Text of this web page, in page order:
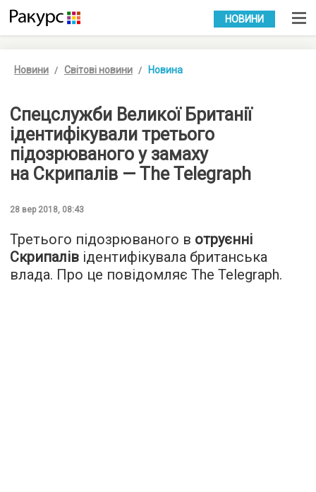
УКР РУС
НОВИНИ
Новини Світові новини Новина
Спецслужби Великої Британії
ідентифікували третього
підозрюваного у замаху
на Скрипалів — The Telegraph
28 вер 2018, 08:43
Третього підозрюваного в отруєнні
Скрипалів ідентифікувала британська
влада. Про це повідомляє The Telegraph.